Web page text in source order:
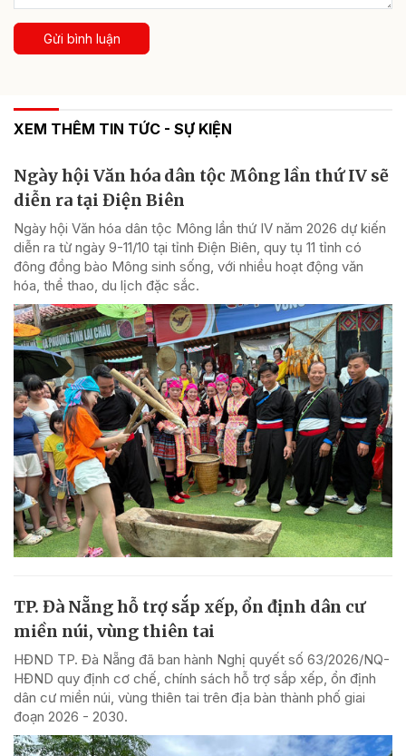
Gửi bình luận
XEM THÊM TIN TỨC - SỰ KIỆN
Ngày hội Văn hóa dân tộc Mông lần thứ IV sẽ
diễn ra tại Điện Biên
Ngày hội Văn hóa dân tộc Mông lần thứ IV năm 2026 dự kiến
diễn ra từ ngày 9-11/10 tại tỉnh Điện Biên, quy tụ 11 tỉnh có
đông đồng bào Mông sinh sống, với nhiều hoạt động văn
hóa, thể thao, du lịch đặc sắc.
TP. Đà Nẵng hỗ trợ sắp xếp, ổn định dân cư
miền núi, vùng thiên tai
HĐND TP. Đà Nẵng đã ban hành Nghị quyết số 63/2026/NQ-
HĐND quy định cơ chế, chính sách hỗ trợ sắp xếp, ổn định
dân cư miền núi, vùng thiên tai trên địa bàn thành phố giai
đoạn 2026 - 2030.